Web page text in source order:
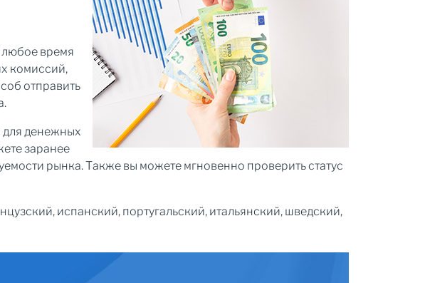
любое время
комиссий,
отправить
для денежных
заранее
рынка. Также вы можете мгновенно проверить статус
испанский, португальский, итальянский, шведский,